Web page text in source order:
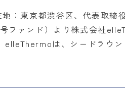
：東京都渋谷区、代表取締
ファンド）より株式会社
は、シードラウン